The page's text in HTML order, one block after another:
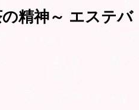
精神～ エステバ